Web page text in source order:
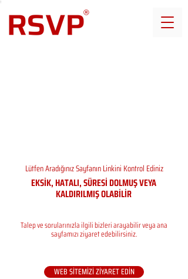
Lütfen Aradığınız Sayfanın Linkini Kontrol Ediniz
EKSİK, HATALI, SÜRESİ DOLMUŞ VEYA
KALDIRILMIŞ OLABİLİR
Talep ve sorularınızla ilgili bizleri arayabilir veya ana
sayfamızı ziyaret edebilirsiniz.
WEB SİTEMİZİ ZİYARET EDİN